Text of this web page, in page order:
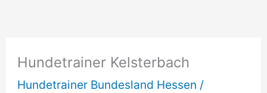
Hundetrainer Kelsterbach
Hundetrainer Bundesland Hessen /